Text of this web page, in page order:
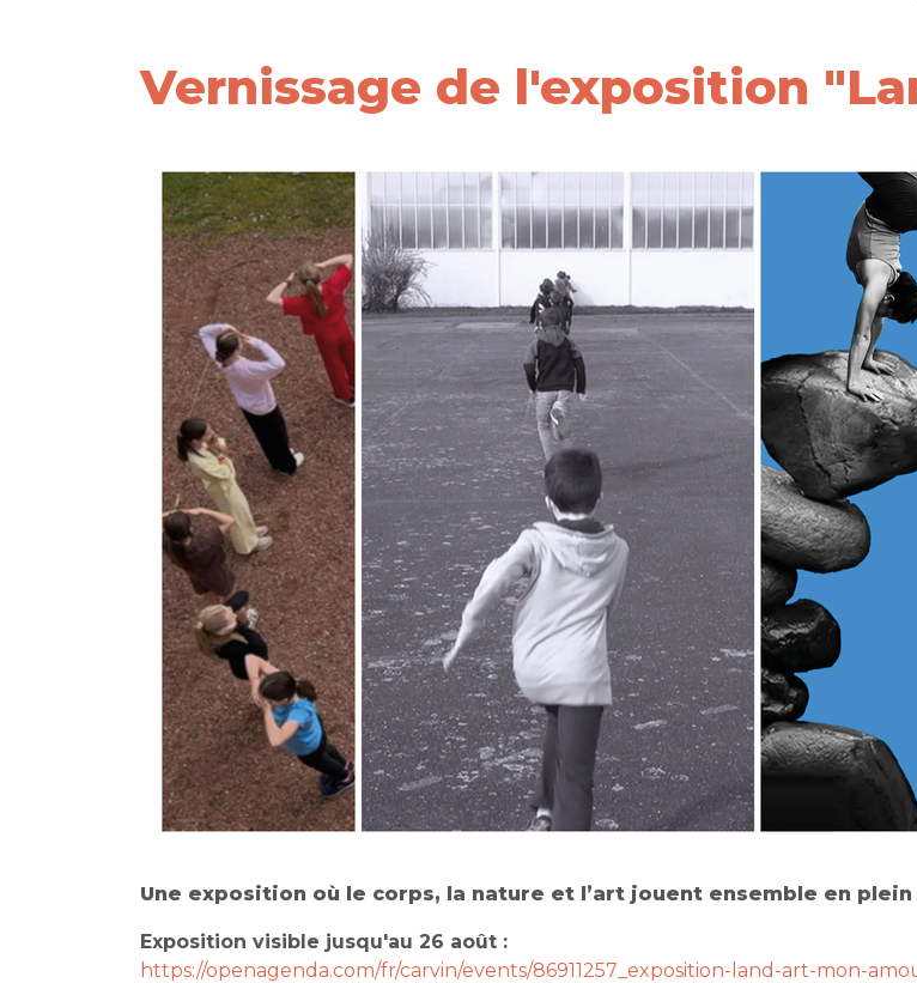
Vernissage de l'exposition
Une exposition où le corps, la nature et l’art jouent ensemble en plein
Exposition visible jusqu'au 26 août :
https://openagenda.com/fr/carvin/events/86911257_exposition-land-art-mon-